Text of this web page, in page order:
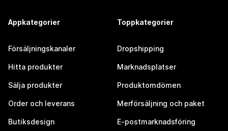
Appkategorier
Försäljningskanaler
Hitta produkter
Sälja produkter
Order och leverans
Butiksdesign
Toppkategorier
Dropshipping
Marknadsplatser
Produktomdömen
Merförsäljning och paket
E-postmarknadsföring